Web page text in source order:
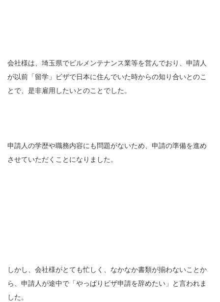
会社様は、埼玉県でビルメンテナンス業等を営んでおり、申請人
が以前「留学」ビザで日本に住んでいた時からの知り合いとのこ
とで、是非雇用したいとのことでした。
申請人の学歴や職務内容にも問題がないため、申請の準備を進め
させていただくことになりました。
しかし、会社様がとても忙しく、なかなか書類が揃わないことか
ら、申請人が途中で「やっぱりビザ申請を辞めたい」と言われま
した。